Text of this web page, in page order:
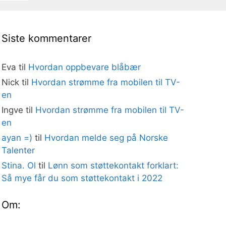
Siste kommentarer
Eva til Hvordan oppbevare blåbær
Nicktil Hvordan strømme fra mobilen til TV-
en
Ingve til Hvordan strømme fra mobilen til TV-
en
ayan =) til Hvordan melde seg på Norske
Talenter
Stina. Ol til Lønn som støttekontakt forklart:
Så mye får du som støttekontakt i 2022
Om: